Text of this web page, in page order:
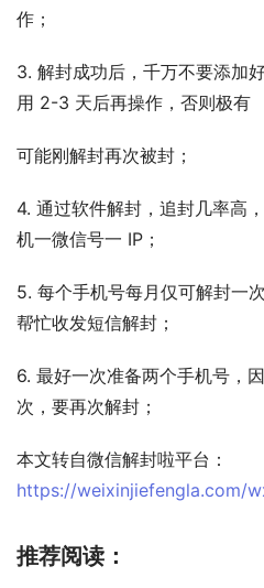
作；
3. 解封成功后，千万不要添加
用 2-3 天后再操作，否则极有
可能刚解封再次被封；
4. 通过软件解封，追封几率高
机一微信号一 IP；
5. 每个手机号每月仅可解封一
帮忙收发短信解封；
6. 最好一次准备两个手机号，
次，要再次解封；
本文转自微信解封啦平台：
https://weixinjiefengla.com/
推荐阅读：